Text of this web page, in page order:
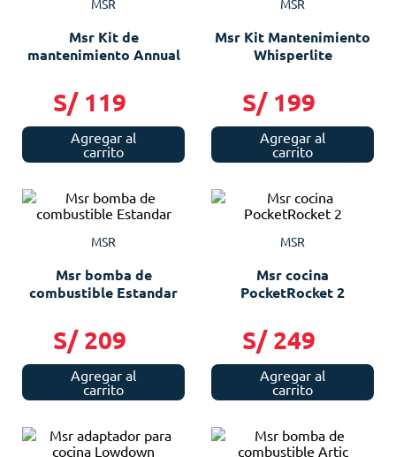
MSR
Msr Kit de
mantenimiento Annual
S/ 119
Agregar al
carrito
MSR
Msr Kit Mantenimiento
Whisperlite
S/ 199
Agregar al
carrito
MSR
Msr bomba de
combustible Estandar
S/ 209
Agregar al
carrito
MSR
Msr cocina
PocketRocket 2
S/ 249
Agregar al
carrito